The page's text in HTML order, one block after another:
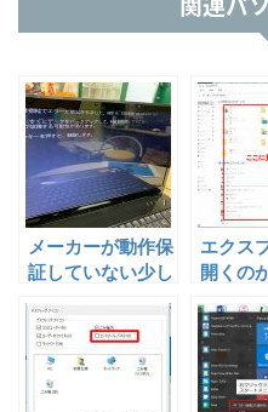
メーカーが動作保
証していない少し
パソコンを
Windows10へア
ップグレードする
方法
エクス
開くの